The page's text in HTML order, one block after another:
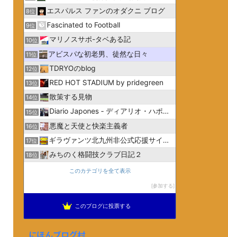
8位 エスパルス ファンのオダクニ ブログ
9位 Fascinated to Football
10位 マリノスサポ-タベある記
11位 アビスパな初老男、徒然な日々
12位 TDRYOのblog
13位 RED HOT STADIUM by pridegreen
14位 散策する見物
15位 Diario Japones - ディアリオ・ハポネス
16位 悪魔と天使と快楽主義者
17位 ギラヴァンツ北九州非公式応援サイトGiravanz.net
18位 みちのく格闘技クラブ日記２
このカテゴリを全て表示
参加する
このブログに投票する
にほんブログ村